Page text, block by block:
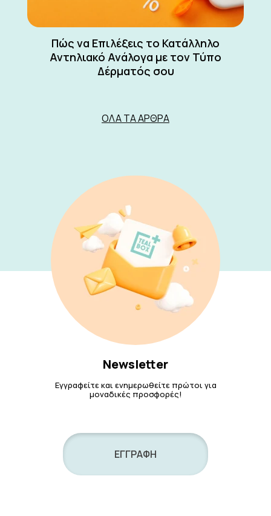
Πώς να Επιλέξεις το Κατάλληλο
Αντηλιακό Ανάλογα με τον Τύπο
Δέρματός σου
ΌΛΑ ΤΑ ΆΡΘΡΑ
Newsletter
Εγγραφείτε και ενημερωθείτε πρώτοι για
μοναδικές προσφορές!
ΕΓΓΡΑΦΗ